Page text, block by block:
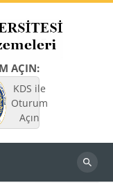
AÇIN:
KDS ile
Oturum
Açın
Dersleri